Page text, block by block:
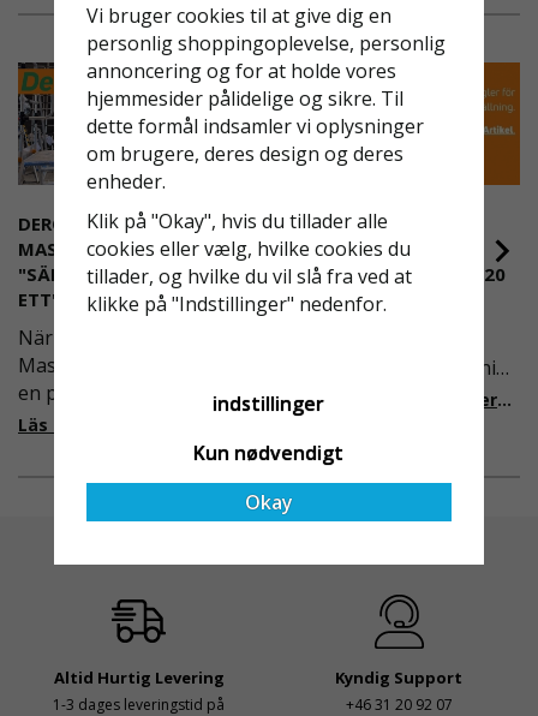
- Forstærket tåkappe. Slidstærk.
- Vandafvisende (WRU).
- Modstandsdygtig over for glidning og kontakt
med olier og fedtstoffer (FO).
- Uovertruffen fleksibilitet og modstand.
- Høj modstandsdygtighed over for slag og
korrosion.
S3 SRC EN ISO 20345
DEROME
MASKINUTHYRNING -
"SÄKERHET ÄR ALLTID PRIO
ETT"
När Derome
Maskinuthyrning behövde
en pålitlig partner inom
fallskydd och
säkerhetslösningar föll
valet på
hög höjd är det avgörande
med en leverantör som
både har rätt produkter
och e
NYA REGLER FÖR
RULLSTÄLLNING -
AFS2023:9 & EN1004:2020
Även om det kan verka
våra regler för rullställning
i Sverige slappare än de
från EU i skrivande stund,
men detta kommer det bli
ändring på. Från och med
2025 träder nya
Sverige gällande
rullställningar, med s
Läs mer om de nya reglerna!
Altid Hurtig Levering
1-3 dages leveringstid på
Kyndig Support
+46 31 20 92 07
Vi bruger cookies til at give dig en
personlig shoppingoplevelse, personlig
annoncering og for at holde vores
hjemmesider pålidelige og sikre. Til
dette formål indsamler vi oplysninger
om brugere, deres design og deres
enheder.
Klik på "Okay", hvis du tillader alle
cookies eller vælg, hvilke cookies du
tillader, og hvilke du vil slå fra ved at
klikke på "Indstillinger" nedenfor.
indstillinger
Kun nødvendigt
Okay